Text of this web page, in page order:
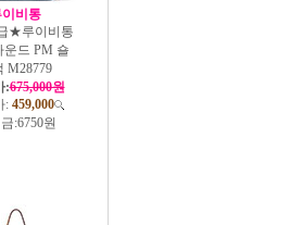
비통
★루이비통
운드 PM 숄
M28779
:675,000원
: 459,000
:6750원